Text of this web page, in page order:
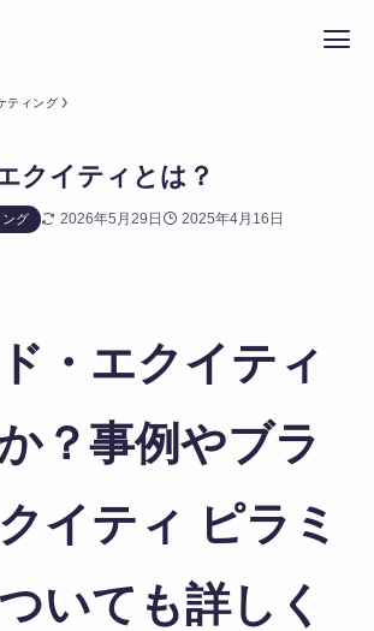
ティング
クイティとは？
グ 2026年5月29日 2025年4月16日
・エクイティ
？事例やブラ
イティ ピラミ
いても詳しく